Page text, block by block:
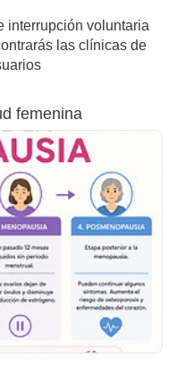
interrupción voluntaria
las clínicas de
femenina